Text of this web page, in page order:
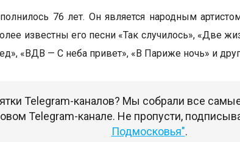
76 лет. Он является народным
известны его песни «Так случилось», «Две
«ВДВ — С неба привет», «В Париже ночь» и
Telegram-каналов? Мы собрали все
Telegram-канале. Не пропусти,
Подмосковья".